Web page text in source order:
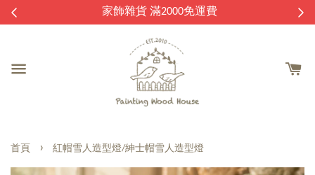
家飾雜貨 滿2000免運費
首頁 › 紅帽雪人造型燈/紳士帽雪人造型燈